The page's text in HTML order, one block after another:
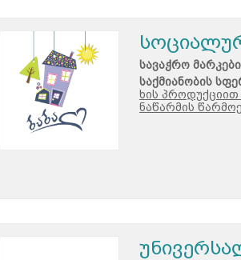
სავაჭრო
საქმიანობის
ხის პროდუქციით
ნაწარმის